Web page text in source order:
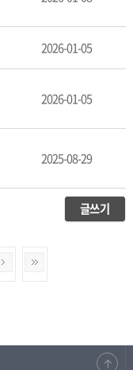
2026-01-05
2026-01-05
2025-08-29
글쓰기